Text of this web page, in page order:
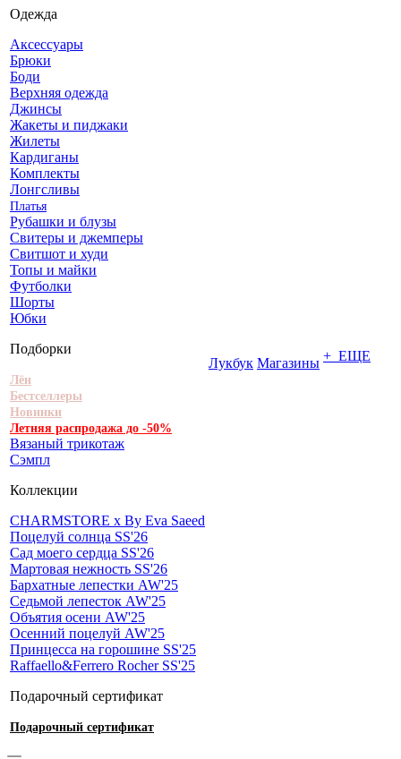
Одежда
Аксессуары
Брюки
Боди
Верхняя одежда
Джинсы
Жакеты и пиджаки
Жилеты
Кардиганы
Комплекты
Лонгсливы
Платья
Рубашки и блузы
Свитеры и джемперы
Свитшот и худи
Топы и майки
Футболки
Шорты
Юбки
Подборки
Лён
Бестселлеры
Новинки
Летняя распродажа до -50%
Вязаный трикотаж
Сэмпл
Коллекции
CHARMSTORE х By Eva Saeed
Поцелуй солнца SS'26
Сад моего сердца SS'26
Мартовая нежность SS'26
Бархатные лепестки AW'25
Седьмой лепесток AW'25
Объятия осени AW'25
Осенний поцелуй AW'25
Принцесса на горошине SS'25
Raffaello&Ferrero Rocher SS'25
Подарочный сертификат
Подарочный сертификат
Лукбук Магазины + ЕЩЕ